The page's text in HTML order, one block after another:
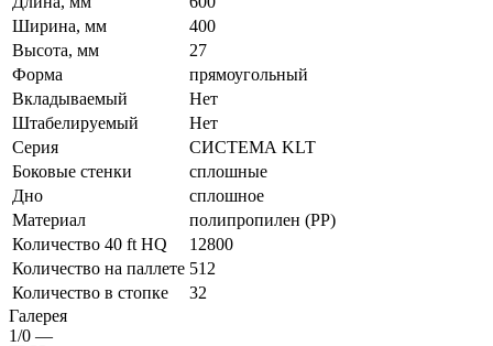
Ширина, мм
400
Высота, мм
27
Форма
прямоугольный
Вкладываемый
Нет
Штабелируемый
Нет
Серия
СИСТЕМА KLT
Боковые стенки
сплошные
Дно
сплошное
Материал
полипропилен (PP)
Количество 40 ft HQ
12800
Количество на паллете 512
Количество в стопке
32
Галерея
1/0 —